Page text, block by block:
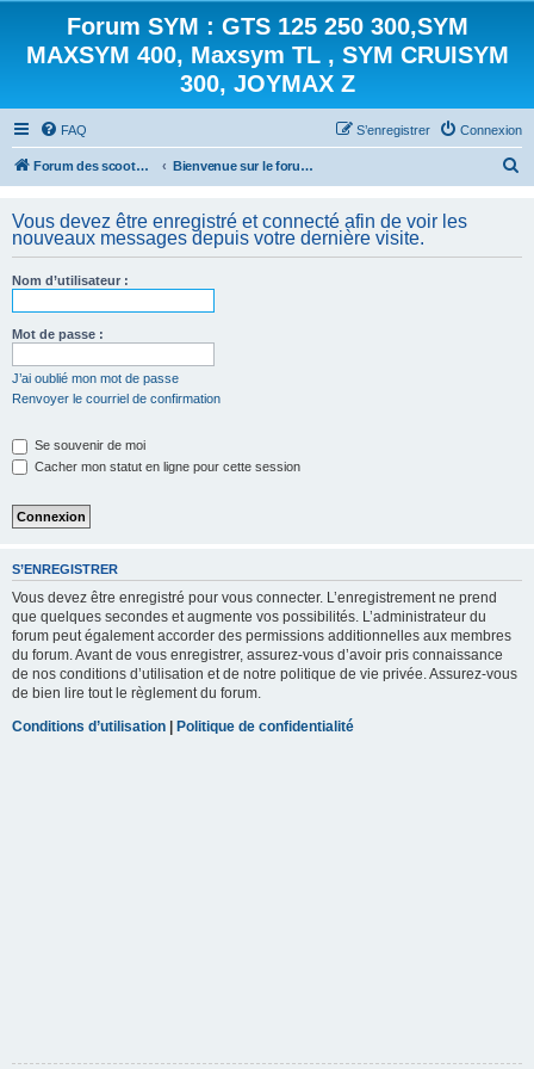
Forum SYM : GTS 125 250 300,SYM
MAXSYM 400, Maxsym TL , SYM CRUISYM
300, JOYMAX Z
FAQ Connexion
S’enregistrer
Forum des scooters SYM - GTS -MAXSYM - CRUISYM - JOYMAX - Maxsym TL Bienvenue sur le forum des scooters de la gamme SYM
Vous devez être enregistré et connecté afin de voir les
nouveaux messages depuis votre dernière visite.
Nom d’utilisateur :
Mot de passe :
J’ai oublié mon mot de passe
Renvoyer le courriel de confirmation
Se souvenir de moi
Cacher mon statut en ligne pour cette session
S’ENREGISTRER
Vous devez être enregistré pour vous connecter. L’enregistrement ne prend
que quelques secondes et augmente vos possibilités. L’administrateur du
forum peut également accorder des permissions additionnelles aux membres
du forum. Avant de vous enregistrer, assurez-vous d’avoir pris connaissance
de nos conditions d’utilisation et de notre politique de vie privée. Assurez-vous
de bien lire tout le règlement du forum.
Conditions d’utilisation | Politique de confidentialité